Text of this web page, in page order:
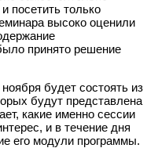
посетить только
высоко оценили
принято решение
будет состоять из
будут представлена
какие именно сессии
и в течение дня
его модули программы.